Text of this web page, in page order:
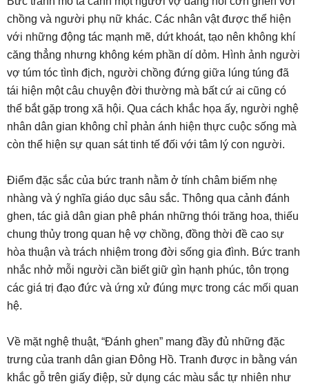
chồng và người phụ nữ khác. Các nhân vật được thể hiện
với những động tác mạnh mẽ, dứt khoát, tạo nên không khí
căng thẳng nhưng không kém phần dí dỏm. Hình ảnh người
vợ túm tóc tình địch, người chồng đứng giữa lúng túng đã
tái hiện một câu chuyện đời thường mà bất cứ ai cũng có
thể bắt gặp trong xã hội. Qua cách khắc họa ấy, người nghệ
nhân dân gian không chỉ phản ánh hiện thực cuộc sống mà
còn thể hiện sự quan sát tinh tế đối với tâm lý con người.
Điểm đặc sắc của bức tranh nằm ở tính châm biếm nhẹ
nhàng và ý nghĩa giáo dục sâu sắc. Thông qua cảnh đánh
ghen, tác giả dân gian phê phán những thói trăng hoa, thiếu
chung thủy trong quan hệ vợ chồng, đồng thời đề cao sự
hòa thuận và trách nhiệm trong đời sống gia đình. Bức tranh
nhắc nhở mỗi người cần biết giữ gìn hạnh phúc, tôn trọng
các giá trị đạo đức và ứng xử đúng mực trong các mối quan
hệ.
Về mặt nghệ thuật, “Đánh ghen” mang đầy đủ những đặc
trưng của tranh dân gian Đông Hồ. Tranh được in bằng ván
khắc gỗ trên giấy điệp, sử dụng các màu sắc tự nhiên như